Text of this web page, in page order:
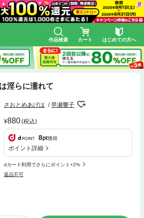
作品検索 カート はじめての方へ
淫らに濡れて
さおとめあげは 早瀬響子
880(税込)
8pt獲得
ポイント詳細
dカード利用でさらにポイント+2%
返品不可